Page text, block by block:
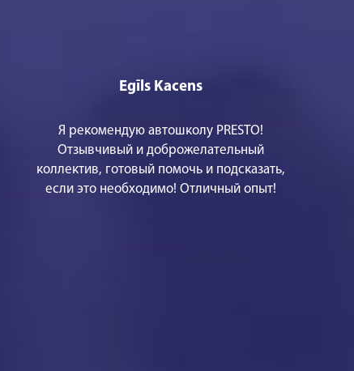
Egīls Kacens
Я рекомендую автошколу PRESTO!
Отзывчивый и доброжелательный
коллектив, готовый помочь и подсказать,
если это необходимо! Отличный опыт!